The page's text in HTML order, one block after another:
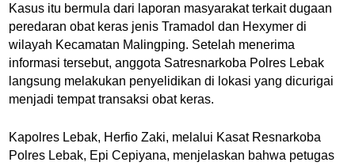
Kasus itu bermula dari laporan masyarakat terkait dugaan
peredaran obat keras jenis Tramadol dan Hexymer di
wilayah Kecamatan Malingping. Setelah menerima
informasi tersebut, anggota Satresnarkoba Polres Lebak
langsung melakukan penyelidikan di lokasi yang dicurigai
menjadi tempat transaksi obat keras.
Kapolres Lebak, Herfio Zaki, melalui Kasat Resnarkoba
Polres Lebak, Epi Cepiyana, menjelaskan bahwa petugas